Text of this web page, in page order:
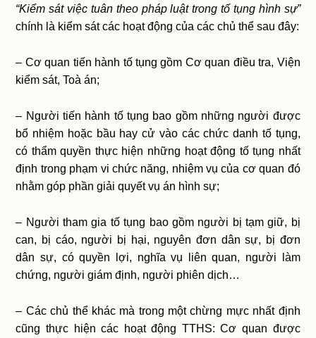
“Kiểm sát việc tuân theo pháp luật trong tố tụng hình sự”
chính là kiểm sát các hoạt động của các chủ thể sau đây:
– Cơ quan tiến hành tố tụng gồm Cơ quan điều tra, Viện
kiểm sát, Toà án;
– Người tiến hành tố tụng bao gồm những người được
bổ nhiệm hoặc bầu hay cử vào các chức danh tố tụng,
có thẩm quyền thực hiện những hoạt động tố tụng nhất
định trong phạm vi chức năng, nhiệm vụ của cơ quan đó
nhằm góp phần giải quyết vụ án hình sự;
– Người tham gia tố tụng bao gồm người bị tạm giữ, bị
can, bị cáo, người bị hại, nguyên đơn dân sự, bị đơn
dân sự, có quyền lợi, nghĩa vụ liên quan, người làm
chứng, người giám định, người phiên dịch…
– Các chủ thể khác mà trong một chừng mực nhất định
cũng thực hiện các hoạt động TTHS: Cơ quan được